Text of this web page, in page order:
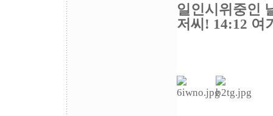
일인시위중인
저씨! 14:12 여